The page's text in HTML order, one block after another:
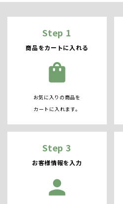
Step 1
商品をカートに入れる
shopping_bag
お気に入りの商品を
カートに入れます。
Step 3
お客様情報を入力
person